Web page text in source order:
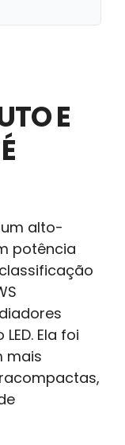
E
um alto-
potência
Ela foi
mais